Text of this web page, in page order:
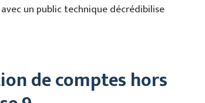
un public technique décrédibilise
de comptes hors